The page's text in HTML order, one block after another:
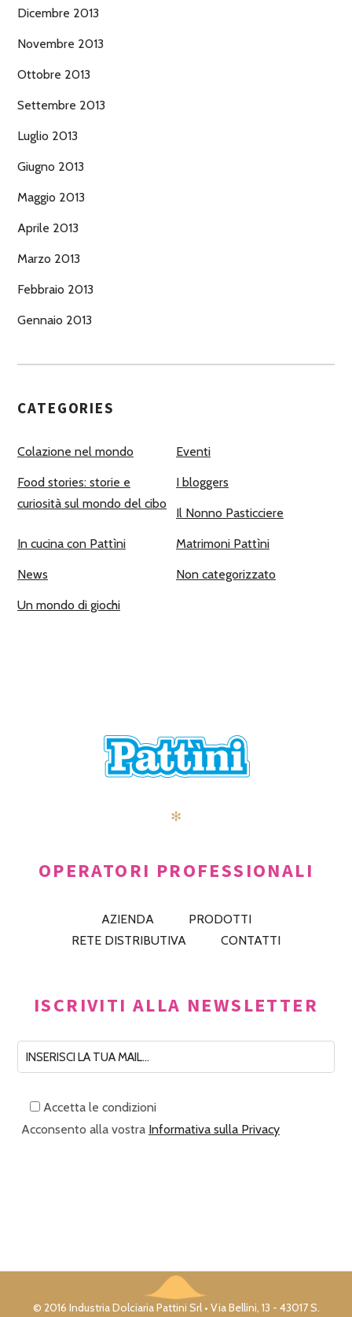
Dicembre 2013
Novembre 2013
Ottobre 2013
Settembre 2013
Luglio 2013
Giugno 2013
Maggio 2013
Aprile 2013
Marzo 2013
Febbraio 2013
Gennaio 2013
CATEGORIES
Colazione nel mondo Eventi
Food stories: storie e
curiosità sul mondo del cibo
I bloggers
Il Nonno Pasticciere
In cucina con Pattìni Matrimoni Pattìni
News Non categorizzato
Un mondo di giochi
✻
OPERATORI PROFESSIONALI
AZIENDA
PRODOTTI
RETE DISTRIBUTIVA
CONTATTI
ISCRIVITI ALLA NEWSLETTER
Accetta le condizioni
Acconsento alla vostra Informativa sulla Privacy
© 2016 Industria Dolciaria Pattini Srl • Via Bellini, 13 - 43017 S.